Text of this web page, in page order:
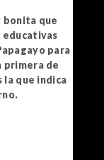
bonita que
para
primera de
la que indica